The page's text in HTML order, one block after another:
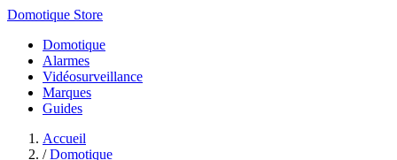
Domotique Store
Domotique
Alarmes
Vidéosurveillance
Marques
Guides
Accueil
/ Domotique